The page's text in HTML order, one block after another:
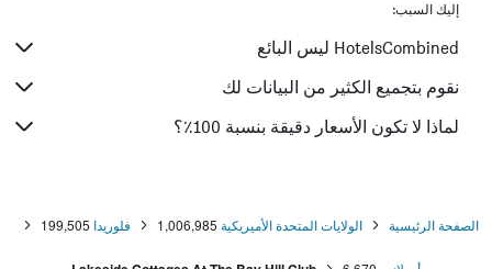
إليك السبب:
HotelsCombined ليس البائع
نقوم بتجميع الكثير من البيانات لك
لماذا لا تكون الأسعار دقيقة بنسبة 100٪؟
الصفحة الرئيسية الولايات المتحدة الأميريكية 1,006,985 فلوريدا 199,505